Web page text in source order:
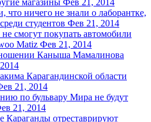
что ничего не знали о лаборантке,
студентов Фев 21, 2014
смогут покупать автомобили
Matiz Фев 21, 2014
Каныша Мамалинова
Карагандинской области
21, 2014
по бульвару Мира не будут
21, 2014
Караганды отреставрируют